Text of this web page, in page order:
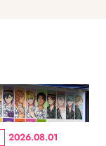
2026.08.01